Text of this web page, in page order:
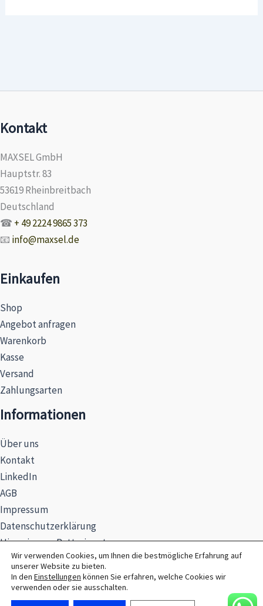
Kontakt
MAXSEL GmbH
Hauptstr. 83
53619 Rheinbreitbach
Deutschland
☎ + 49 2224 9865 373
📧 info@maxsel.de
Einkaufen
Shop
Angebot anfragen
Warenkorb
Kasse
Versand
Zahlungsarten
Informationen
Über uns
Kontakt
LinkedIn
AGB
Impressum
Datenschutzerklärung
Hinweise zur Batterieentsorgung
© 2026 MAXSEL GmbH
Wir verwenden Cookies, um Ihnen die bestmögliche Erfahrung auf
unserer Website zu bieten.
In den Einstellungen können Sie erfahren, welche Cookies wir
verwenden oder sie ausschalten.